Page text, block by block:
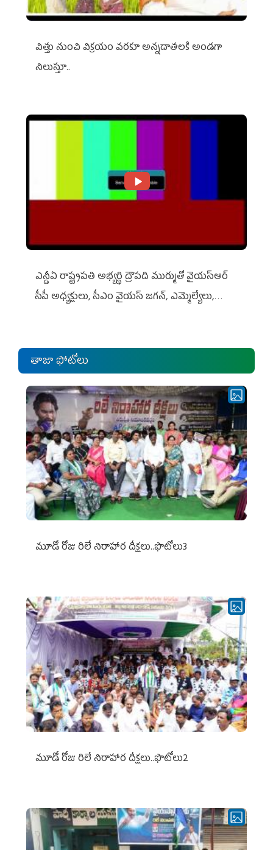
విత్తు నుంచి విక్రయం వరకూ అన్నదాతలకి అండగా
నిలుస్తూ..
ఎన్డీఏ రాష్ట్ర‌ప‌తి అభ్య‌ర్థి ద్రౌప‌ది ముర్ముతో వైయ‌స్ఆర్
సీపీ అధ్య‌క్షులు, సీఎం వైయ‌స్ జ‌గ‌న్, ఎమ్మెల్యేలు,
తాజా ఫోటోలు
మూడో రోజు రిలే నిరాహార దీక్షలు..ఫొటోలు3
మూడో రోజు రిలే నిరాహార దీక్షలు..ఫొటోలు2